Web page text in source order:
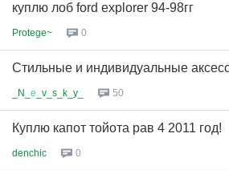
куплю лоб ford explorer 94-98гг
Protege~ 0
Стильные и индивидуальные
_N_ е _v_s_k_y_ 50
Куплю капот тойота рав 4 2011 год!
denchic 0